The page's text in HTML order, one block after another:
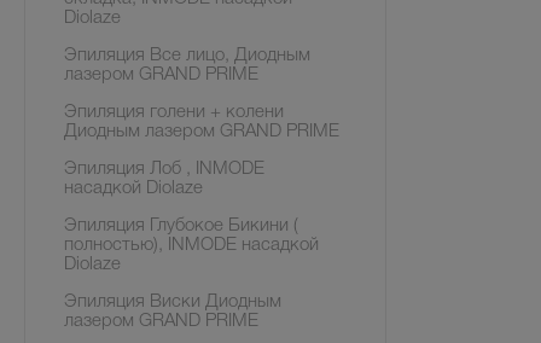
Diolaze
Эпиляция Все лицо, Диодным
лазером GRAND PRIME
Эпиляция голени + колени
Диодным лазером GRAND PRIME
Эпиляция Лоб , INMODE
насадкой Diolaze
Эпиляция Глубокое Бикини (
полностью), INMODE насадкой
Diolaze
Эпиляция Виски Диодным
лазером GRAND PRIME